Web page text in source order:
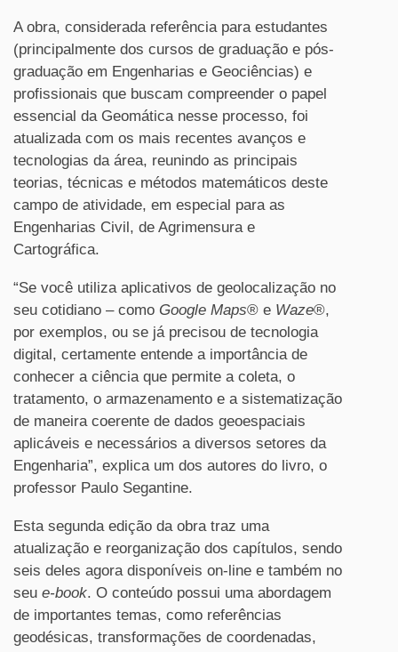
A obra, considerada referência para estudantes
(principalmente dos cursos de graduação e pós-
graduação em Engenharias e Geociências) e
profissionais que buscam compreender o papel
essencial da Geomática nesse processo, foi
atualizada com os mais recentes avanços e
tecnologias da área, reunindo as principais
teorias, técnicas e métodos matemáticos deste
campo de atividade, em especial para as
Engenharias Civil, de Agrimensura e
Cartográfica.
“Se você utiliza aplicativos de geolocalização no
seu cotidiano – como Google Maps® e Waze®,
por exemplos, ou se já precisou de tecnologia
digital, certamente entende a importância de
conhecer a ciência que permite a coleta, o
tratamento, o armazenamento e a sistematização
de maneira coerente de dados geoespaciais
aplicáveis e necessários a diversos setores da
Engenharia”, explica um dos autores do livro, o
professor Paulo Segantine.
Esta segunda edição da obra traz uma
atualização e reorganização dos capítulos, sendo
seis deles agora disponíveis on-line e também no
seu e-book. O conteúdo possui uma abordagem
de importantes temas, como referências
geodésicas, transformações de coordenadas,